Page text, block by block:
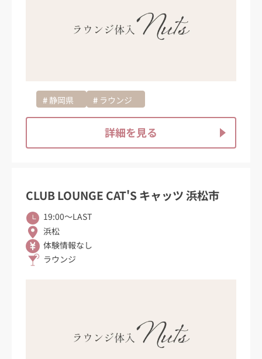
静岡県 ラウンジ
詳細を見る
CLUB LOUNGE CAT'S キャッツ 浜松市
19:00〜LAST
浜松
体験情報なし
ラウンジ